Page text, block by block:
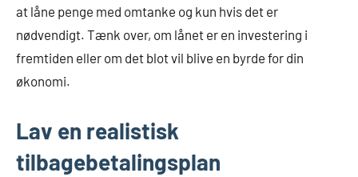
at låne penge med omtanke og kun hvis det er
nødvendigt. Tænk over, om lånet er en investering i
fremtiden eller om det blot vil blive en byrde for din
økonomi.
Lav en realistisk
tilbagebetalingsplan